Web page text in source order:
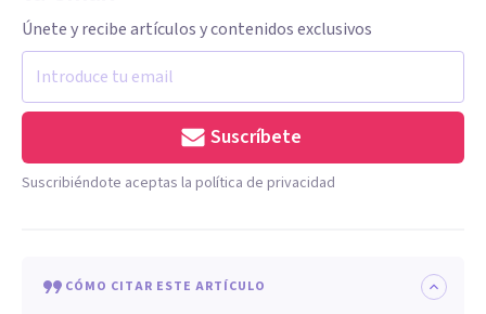
Únete y recibe artículos y contenidos exclusivos
Suscríbete
Suscribiéndote aceptas la política de privacidad
CÓMO CITAR ESTE ARTÍCULO